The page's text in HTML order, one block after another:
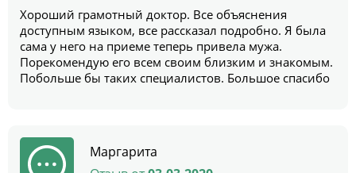
Хороший грамотный доктор. Все объяснения
доступным языком, все рассказал подробно. Я была
сама у него на приеме теперь привела мужа.
Порекомендую его всем своим близким и знакомым.
Побольше бы таких специалистов. Большое спасибо
Маргарита